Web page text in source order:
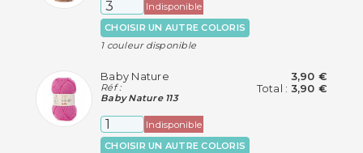
Indisponible
CHOISIR UN AUTRE COLORIS
1 couleur disponible
Baby Nature
Réf :
Baby Nature 113
Indisponible
3,90 €
Total : 3,90 €
CHOISIR UN AUTRE COLORIS